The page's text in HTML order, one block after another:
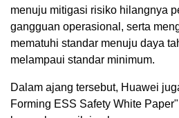
menuju mitigasi risiko hilangnya
gangguan operasional, serta
mematuhi standar menuju daya
melampaui standar minimum.
Dalam ajang tersebut, Huawei
Forming ESS Safety White